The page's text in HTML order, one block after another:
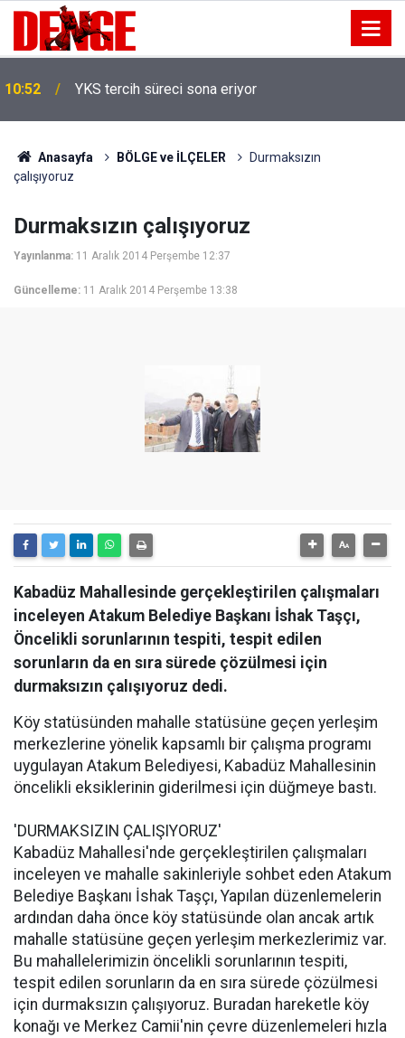
10:52 YKS tercih süreci sona eriyor
Anasayfa BÖLGE ve İLÇELER
Durmaksızın
çalışıyoruz
Durmaksızın çalışıyoruz
Yayınlanma: 11 Aralık 2014 Perşembe 12:37
Güncelleme: 11 Aralık 2014 Perşembe 13:38
Kabadüz Mahallesinde gerçekleştirilen çalışmaları
inceleyen Atakum Belediye Başkanı İshak Taşçı,
Öncelikli sorunlarının tespiti, tespit edilen
sorunların da en sıra sürede çözülmesi için
durmaksızın çalışıyoruz dedi.
Köy statüsünden mahalle statüsüne geçen yerleşim
merkezlerine yönelik kapsamlı bir çalışma programı
uygulayan Atakum Belediyesi, Kabadüz Mahallesinin
öncelikli eksiklerinin giderilmesi için düğmeye bastı.
'DURMAKSIZIN ÇALIŞIYORUZ'
Kabadüz Mahallesi'nde gerçekleştirilen çalışmaları
inceleyen ve mahalle sakinleriyle sohbet eden Atakum
Belediye Başkanı İshak Taşçı, Yapılan düzenlemelerin
ardından daha önce köy statüsünde olan ancak artık
mahalle statüsüne geçen yerleşim merkezlerimiz var.
Bu mahallelerimizin öncelikli sorunlarının tespiti,
tespit edilen sorunların da en sıra sürede çözülmesi
için durmaksızın çalışıyoruz. Buradan hareketle köy
konağı ve Merkez Camii'nin çevre düzenlemeleri hızla